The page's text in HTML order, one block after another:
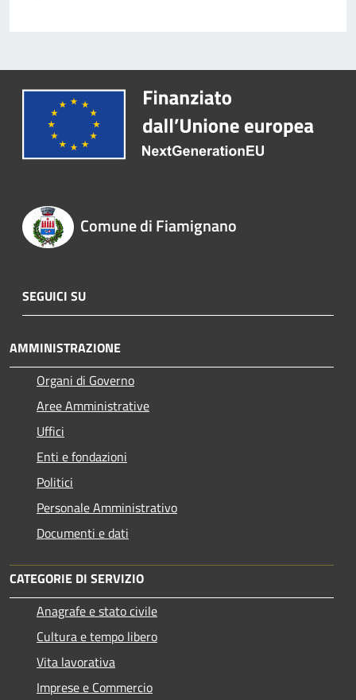
Comune di Fiamignano
SEGUICI SU
AMMINISTRAZIONE
Organi di Governo
Aree Amministrative
Uffici
Enti e fondazioni
Politici
Personale Amministrativo
Documenti e dati
CATEGORIE DI SERVIZIO
Anagrafe e stato civile
Cultura e tempo libero
Vita lavorativa
Imprese e Commercio